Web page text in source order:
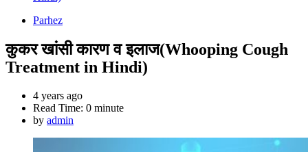
Parhez
कुकर खांसी कारण व इलाज(Whooping Cough
Treatment in Hindi)
4 years ago
Read Time: 0 minute
by admin